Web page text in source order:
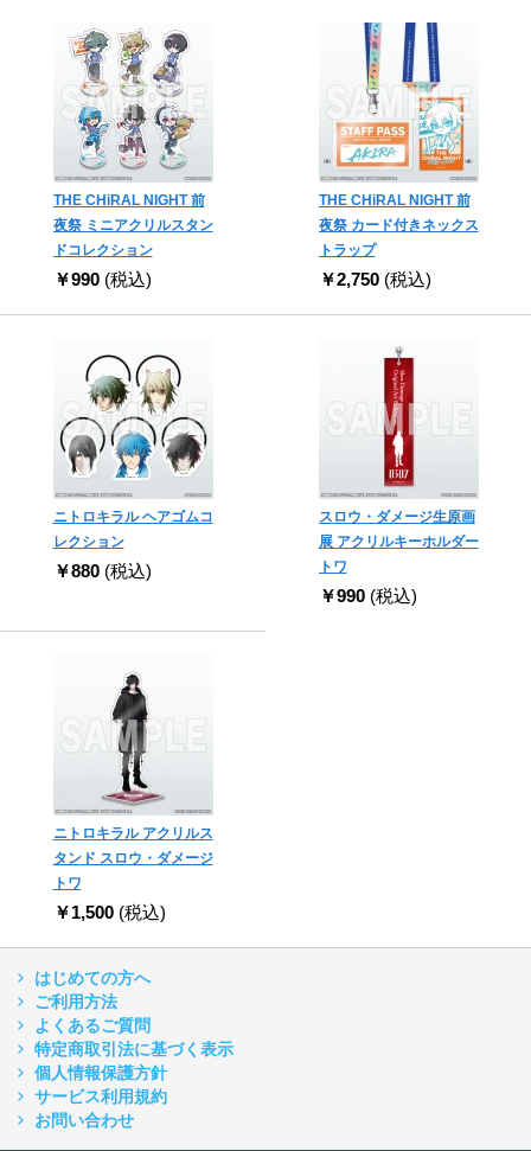
THE CHiRAL NIGHT 前
夜祭 ミニアクリルスタン
ドコレクション
￥990 (税込)
THE CHiRAL NIGHT 前
夜祭 カード付きネックス
トラップ
￥2,750 (税込)
ニトロキラル ヘアゴムコ
レクション
￥880 (税込)
スロウ・ダメージ生原画
展 アクリルキーホルダー
トワ
￥990 (税込)
ニトロキラル アクリルス
タンド スロウ・ダメージ
トワ
￥1,500 (税込)
はじめての方へ
ご利用方法
よくあるご質問
特定商取引法に基づく表示
個人情報保護方針
サービス利用規約
お問い合わせ